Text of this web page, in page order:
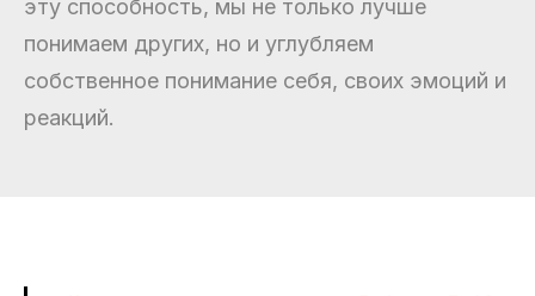
эту способность, мы не только лучше
понимаем других, но и углубляем
собственное понимание себя, своих эмоций и
реакций.